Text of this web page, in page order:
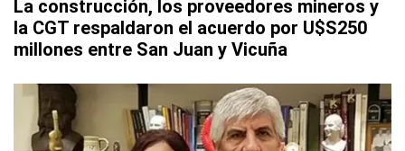
La construcción, los proveedores mineros y
la CGT respaldaron el acuerdo por U$S250
millones entre San Juan y Vicuña